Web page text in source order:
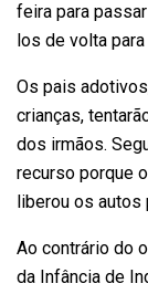
feira para
los de volta para
Os pais
crianças,
dos irmãos.
recurso porque
liberou os autos
Ao contrário do
da Infância de